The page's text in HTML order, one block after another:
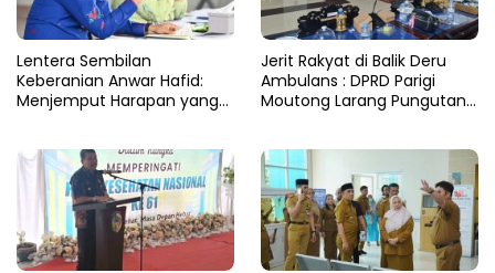
Lentera Sembilan
Keberanian Anwar Hafid:
Menjemput Harapan yang
Jerit Rakyat di Balik Deru
Ambulans : DPRD Parigi
Moutong Larang Pungutan